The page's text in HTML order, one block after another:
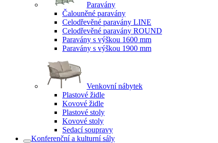
Paravány
Čalouněné paravány
Celodřevěné paravány LINE
Celodřevěné paravány ROUND
Paravány s výškou 1600 mm
Paravány s výškou 1900 mm
Venkovní nábytek
Plastové židle
Kovové židle
Plastové stoly
Kovové stoly
Sedací soupravy
Konferenční a kulturní sály